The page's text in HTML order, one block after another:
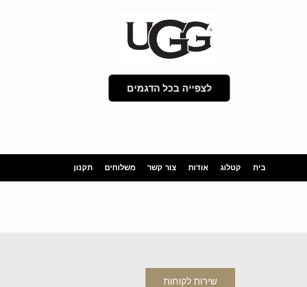
לצפייה בכל הדגמים
בית קטלוג אודות צור קשר משלוחים תקנון
שירות לקוחות